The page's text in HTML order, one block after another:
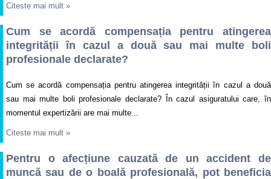
Citeste mai mult »
Cum se acordă compensația pentru atingerea
integrității în cazul a două sau mai multe boli
profesionale declarate?
Cum se acordă compensația pentru atingerea integrității în cazul a două
sau mai multe boli profesionale declarate? În cazul asiguratului care, în
momentul expertizării are mai multe...
Citeste mai mult »
Pentru o afecțiune cauzată de un accident de
muncă sau de o boală profesională, pot beneficia